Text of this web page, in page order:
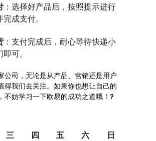
：选择好产品后，按照提示进行
成支付。
：支付完成后，耐心等待快递小
可。
公司，无论是从产品、营销还是用户
得我们去关注。如果你也想让自己的
不妨学习一下欧易的成功之道哦！?
三 四 五 六
日